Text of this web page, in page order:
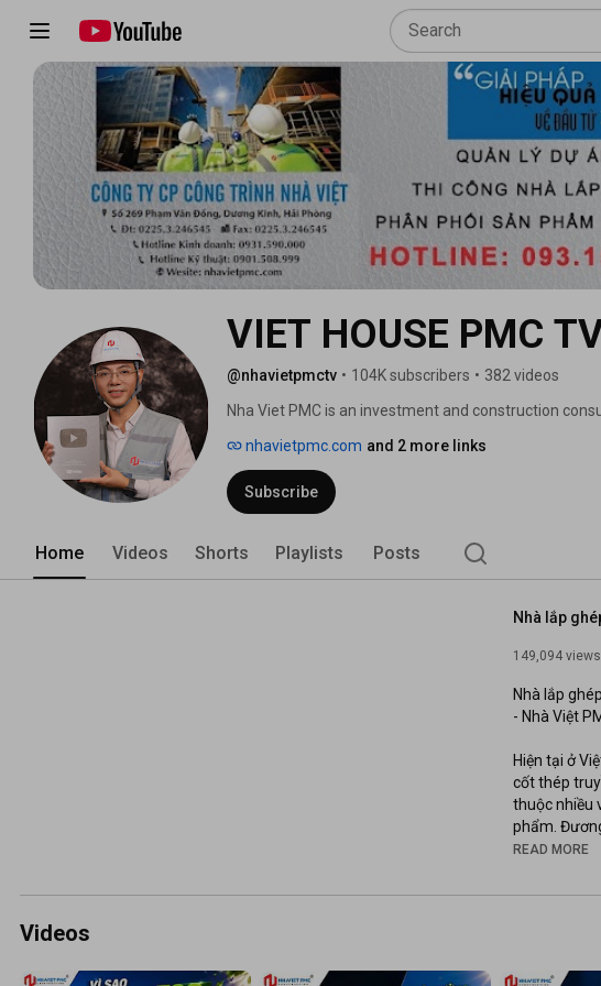
VIET HOUSE PMC
@nhavietpmctv • 104K subscribers • 382 videos
Nha Viet PMC is an investment and construction
nhavietpmc.com and 2 more links
Subscribe
Home Videos Shorts Playlists Posts
149,094 views
Nhà lắp
- Nhà Việt
Hiện tại ở
cốt thép
thuộc nhiều
phẩm.
không thể
trình nên
READ MORE
Videos